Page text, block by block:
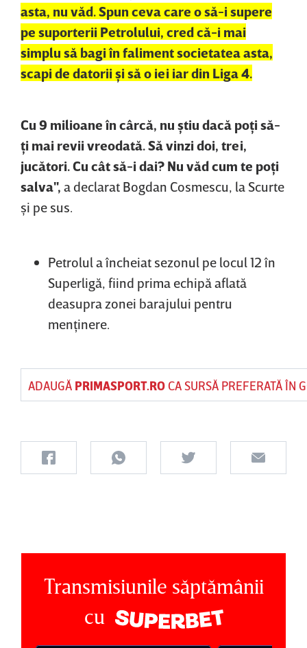
asta, nu văd. Spun ceva care o să-i supere
pe suporterii Petrolului, cred că-i mai
simplu să bagi în faliment societatea asta,
scapi de datorii şi să o iei iar din Liga 4.
Cu 9 milioane în cârcă, nu ştiu dacă poţi să-
ţi mai revii vreodată. Să vinzi doi, trei,
jucători. Cu cât să-i dai? Nu văd cum te poţi
salva", a declarat Bogdan Cosmescu, la Scurte
şi pe sus.
Petrolul a încheiat sezonul pe locul 12 în
Superligă, fiind prima echipă aflată
deasupra zonei barajului pentru
menţinere.
ADAUGĂ PRIMASPORT.ROCA SURSĂ PREFERATĂ ÎN
Transmisiunile săptămânii
cu